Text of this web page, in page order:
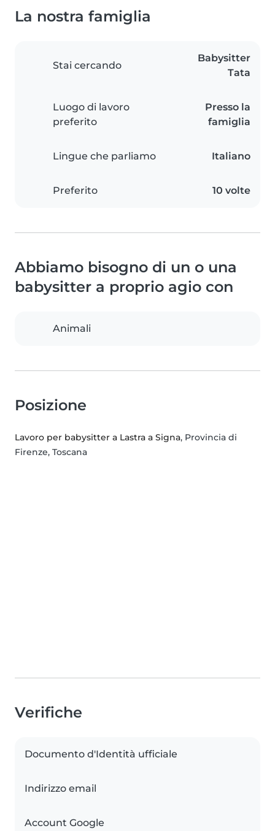
La nostra famiglia
Stai cercando
Babysitter
Tata
Luogo di lavoro
preferito
Presso la
famiglia
Lingue che parliamo Italiano
Preferito 10 volte
Abbiamo bisogno di un o una
babysitter a proprio agio con
Animali
Posizione
Lavoro per babysitter a Lastra a Signa, Provincia di
Firenze, Toscana
Verifiche
Documento d'Identità ufficiale
Indirizzo email
Account Google